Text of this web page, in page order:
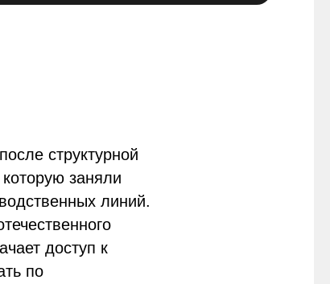
структурной
заняли
линий.
доступ к
по